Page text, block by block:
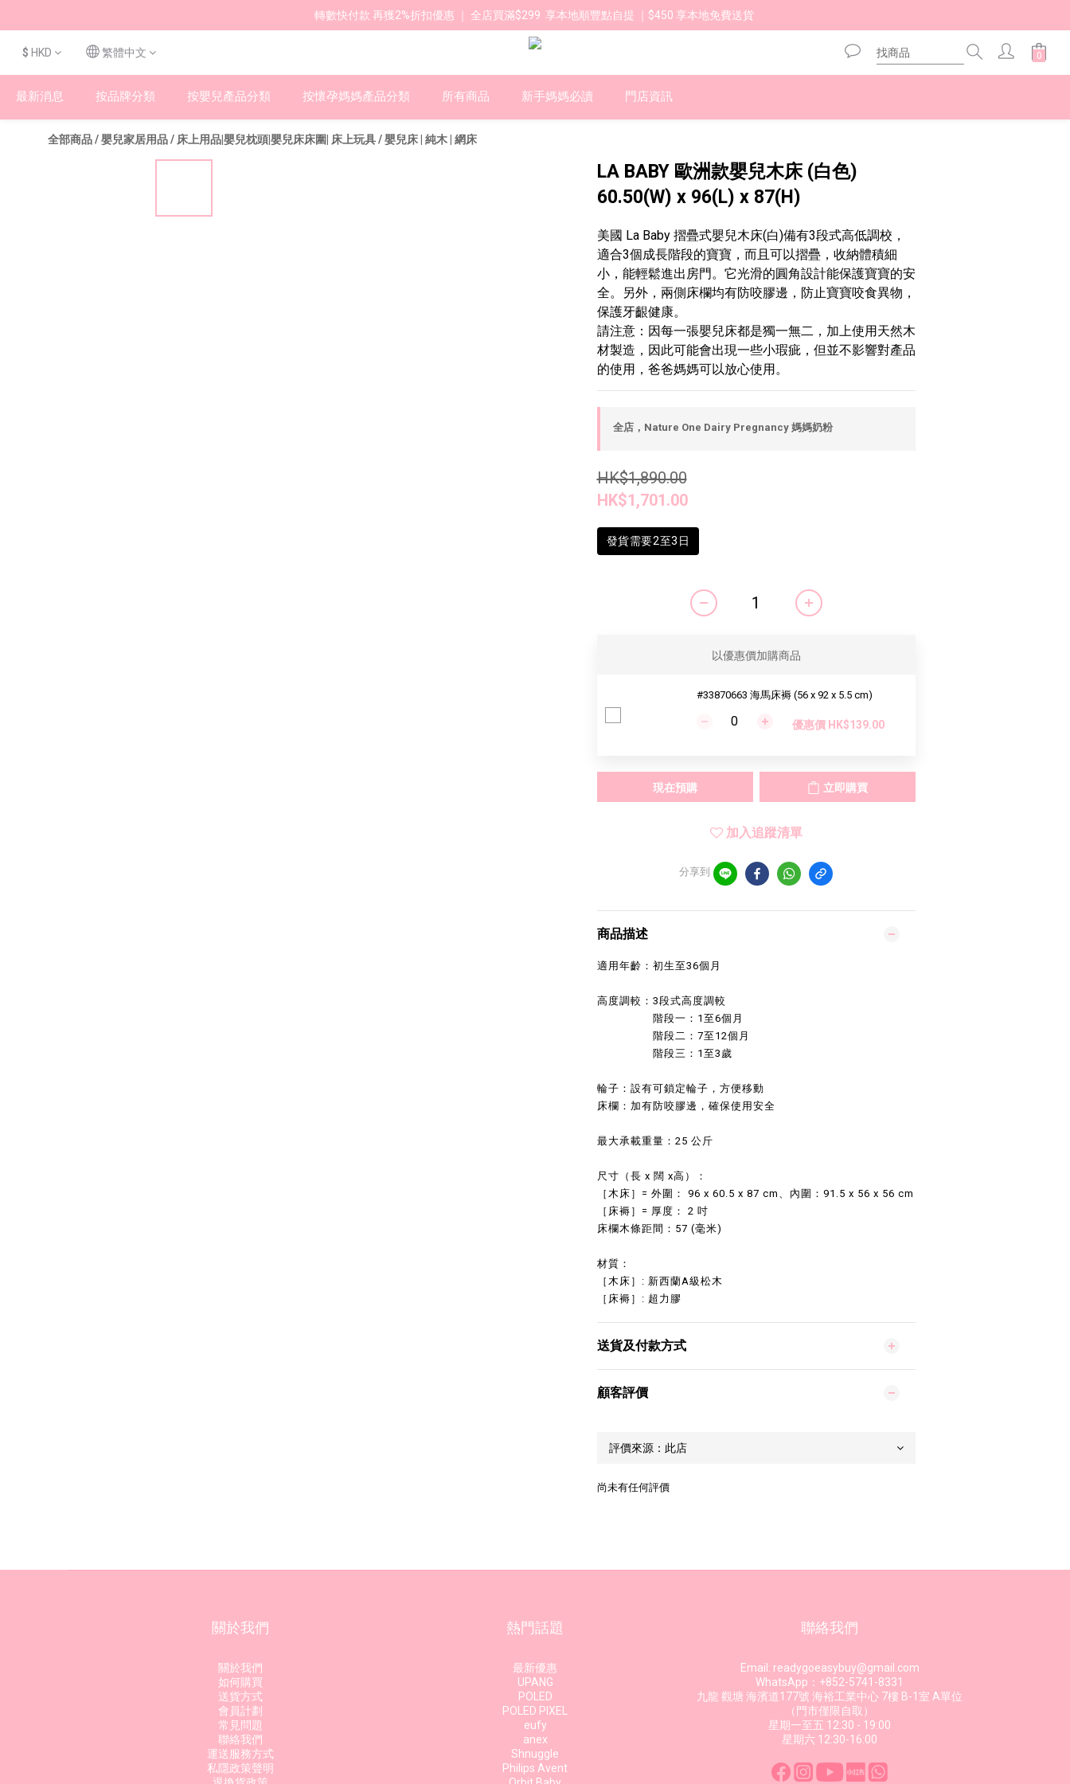
轉數快付款 再獲2%折扣優惠 ｜ 全店買滿$299  享本地順豐點自提 ｜$450 享本地免費送貨
$ HKD 繁體中文
最新消息 按品牌分類 按嬰兒產品分類 按懷孕媽媽產品分類 所有商品 新手媽媽必讀 門店資訊
全部商品/嬰兒家居用品/ 床上用品|嬰兒枕頭|嬰兒床床圍| 床上玩具/嬰兒床 | 純木 | 網床
LA BABY 歐洲款嬰兒木床 (白色)
60.50(W) x 96(L) x 87(H)
美國 La Baby 摺疊式嬰兒木床(白)備有3段式高低調校，
適合3個成長階段的寶寶，而且可以摺疊，收納體積細
小，能輕鬆進出房門。它光滑的圓角設計能保護寶寶的安
全。另外，兩側床欄均有防咬膠邊，防止寶寶咬食異物，
保護牙齦健康。
請注意：因每一張嬰兒床都是獨一無二，加上使用天然木
材製造，因此可能會出現一些小瑕疵，但並不影響對產品
的使用，爸爸媽媽可以放心使用。
全店，Nature One Dairy Pregnancy 媽媽奶粉
HK$1,890.00
HK$1,701.00
發貨需要2至3日
以優惠價加購商品
#33870663 海馬床褥 (56 x 92 x 5.5 cm)
優惠價 HK$139.00
現在預購 立即購買
加入追蹤清單
分享到
商品描述
適用年齡：初生至36個月
高度調較：3段式高度調較
階段一：1至6個月
階段二：7至12個月
階段三：1至3歲
輪子：設有可鎖定輪子，方便移動
床欄：加有防咬膠邊，確保使用安全
最大承載重量：25 公斤
尺寸（長 x 闊 x高）：
［木床］= 外圍： 96 x 60.5 x 87 cm、內圍：91.5 x 56 x 56 cm
［床褥］= 厚度： 2 吋
床欄木條距間：57 (毫米)
材質：
［木床］: 新西蘭A級松木
［床褥］: 超力膠
送貨及付款方式
顧客評價
尚未有任何評價
關於我們
關於我們
如何購買
送貨方式
會員計劃
常見問題
聯絡我們
運送服務方式
私隱政策聲明
熱門話題
最新優惠
UPANG
POLED
POLED PIXEL
eufy
anex
Shnuggle
Philips Avent
聯絡我們
Email: readygoeasybuy@gmail.com
WhatsApp：+852-5741-8331
九龍 觀塘 海濱道177號 海裕工業中心 7樓 B-1室 A單位
（門市僅限自取）
星期一至五 12:30 - 19:00
星期六 12:30-16:00